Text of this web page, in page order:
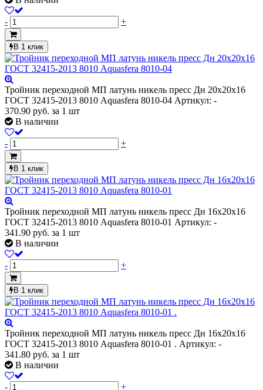
- +
В 1 клик
Тройник переходной МП латунь никель пресс Дн 20х20х16
ГОСТ 32415-2013 8010 Aquasfera 8010-04 Артикул: -
370.90 руб. за 1 шт
В наличии
- +
В 1 клик
Тройник переходной МП латунь никель пресс Дн 16х20х16
ГОСТ 32415-2013 8010 Aquasfera 8010-01 Артикул: -
341.90 руб. за 1 шт
В наличии
- +
В 1 клик
Тройник переходной МП латунь никель пресс Дн 16х20х16
ГОСТ 32415-2013 8010 Aquasfera 8010-01 . Артикул: -
341.80 руб. за 1 шт
В наличии
- +